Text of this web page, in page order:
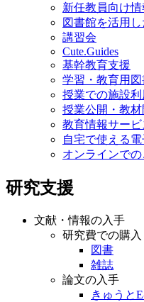
新任教員向け情
図書館を活用
講習会
Cute.Guides
基幹教育支援
学習・教育用
授業での施設利
授業公開・教材
教育情報サービ
自宅で使える
オンラインで
研究支援
文献・情報の入手
研究費での購入
図書
雑誌
論文の入手
きゅうと